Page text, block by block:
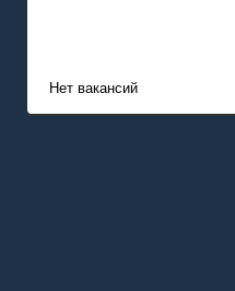
Нет вакансий